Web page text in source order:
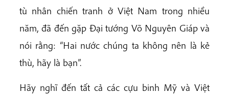
tù nhân chiến tranh ở Việt Nam trong nhiều
năm, đã đến gặp Đại tướng Võ Nguyên Giáp và
nói rằng: “Hai nước chúng ta không nên là kẻ
thù, hãy là bạn”.
Hãy nghĩ đến tất cả các cựu binh Mỹ và Việt